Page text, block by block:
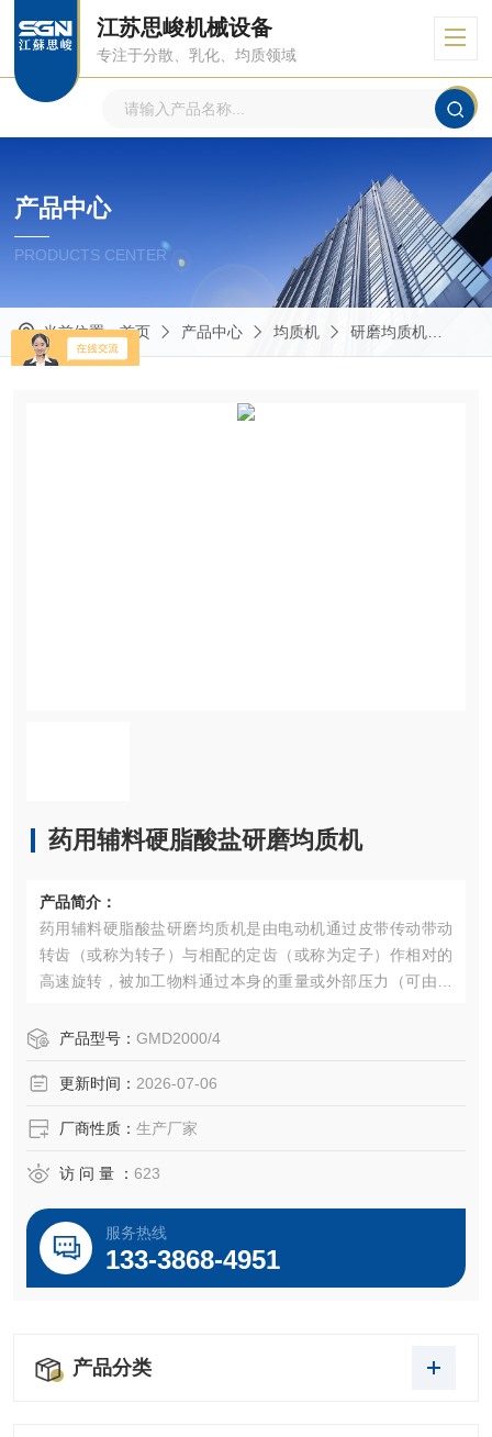
江苏思峻机械设备
专注于分散、乳化、均质领域
产品中心
PRODUCTS CENTER
当前位置：首页 产品中心 均质机 研磨均质机
药用辅料硬脂酸盐研磨均质机
产品简介：
药用辅料硬脂酸盐研磨均质机是由电动机通过皮带传动带动
转齿（或称为转子）与相配的定齿（或称为定子）作相对的
高速旋转，被加工物料通过本身的重量或外部压力（可由泵
间的间隙（间隙可调）时受到*的剪切力、摩擦力、高频振动
超细粉碎及乳化的效果。
产品型号： GMD2000/4
更新时间： 2026-07-06
厂商性质： 生产厂家
访 问 量 ： 623
服务热线
133-3868-4951
产品分类